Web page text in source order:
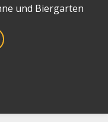
und Biergarten